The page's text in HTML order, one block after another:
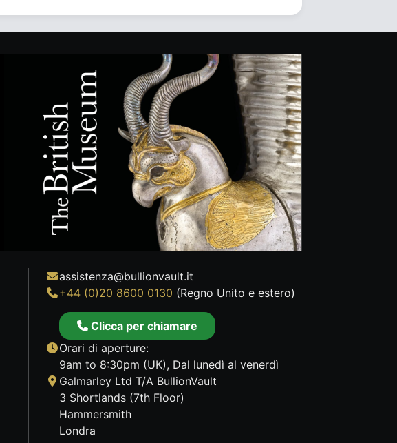
assistenza@bullionvault.it
+44 (0)20 8600 0130 (Regno Unito e estero)
Clicca per chiamare
Orari di aperture:
9am to 8:30pm (UK), Dal lunedì al venerdì
Galmarley Ltd T/A BullionVault
3 Shortlands (7th Floor)
Hammersmith
Londra